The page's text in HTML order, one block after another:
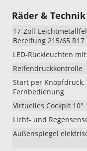
Räder & Technik
17-Zoll-
Bereifung 215/65 R17
LED-Rückleuchten
Reifendruckkontrolle
Start per
Fernbedienung
Virtuelles Cockpit 10"
Licht- und
Außenspiegel